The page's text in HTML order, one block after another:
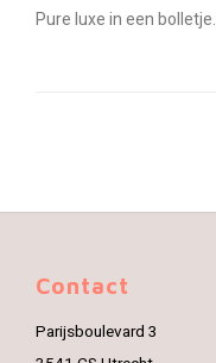
Pure luxe in een
Contact
Parijsboulevard 3